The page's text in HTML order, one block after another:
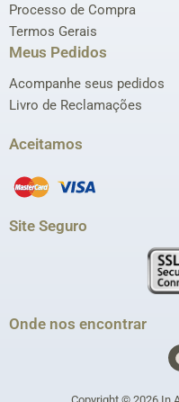
Processo de Compra
Termos Gerais
Meus Pedidos
Acompanhe seus pedidos
Livro de Reclamações
Aceitamos
Site Seguro
Onde nos encontrar